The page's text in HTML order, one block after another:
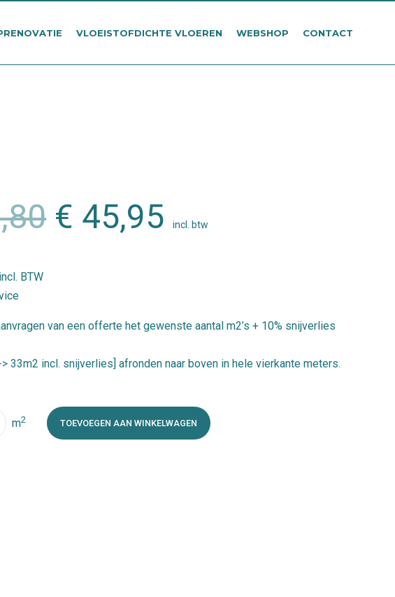
VLOEISTOFDICHTE VLOEREN WEBSHOP CONTACT
Oorspronkelijke
€ 50,80.
€ 45,95 Huidige
€ 45,95.
incl. btw
BTW
van een offerte het gewenste aantal m2’s + 10% snijverlies
33m2 incl. snijverlies] afronden naar boven in hele vierkante meters.
m2 TOEVOEGEN AAN WINKELWAGEN